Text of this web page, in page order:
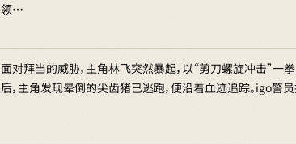
领…
面对拜当的威胁，主角林飞突然暴起，以“剪刀螺旋冲击”一
后，主角发现晕倒的尖齿猪已逃跑，便沿着血迹追踪。igo警